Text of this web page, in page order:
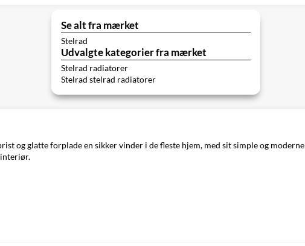
Se alt fra mærket
Stelrad
Udvalgte kategorier fra mærket
Stelrad radiatorer
Stelrad stelrad radiatorer
og glatte forplade en sikker vinder i de fleste hjem, med sit simple og